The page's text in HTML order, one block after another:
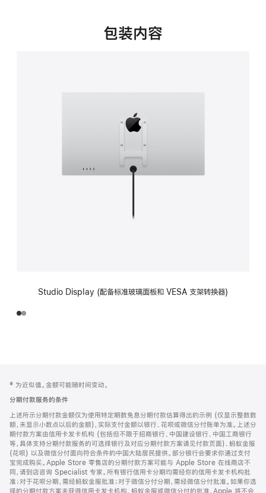
中
包装内容
Studio Display (配备标准玻璃面板和 VESA 支架转换器)
页
页
脚
注
‡ 为近似值。金额可能随时间变动。
分期付款服务的条件
上述所示分期付款金额仅为使用特定期数免息分期付款估算得出的示例 (仅显示整数数
额，未显示小数点以后的金额)，实际支付金额以银行、花呗或微信分付账单为准。上述分
期付款方案由信用卡发卡机构 (包括但不限于招商银行、中国建设银行、中国工商银行
等，具体支持分期付款服务的可选择银行及对应分期付款方案请见付款页面)、蚂蚁金服
(花呗) 以及微信分付面向符合条件的中国大陆居民提供。部分银行会要求你通过支付
宝完成购买。Apple Store 零售店的分期付款方案可能与 Apple Store 在线商店不
同，请到店咨询 Specialist 专家。所有银行信用卡分期均需经你的信用卡发卡机构批
准；对于花呗分期，需经蚂蚁金服批准；对于微信分付分期，需经微信分付批准。如果你选
择的分期付款方案未获得信用卡发卡机构、蚂蚁金服或微信分付的批准，Apple 将不会